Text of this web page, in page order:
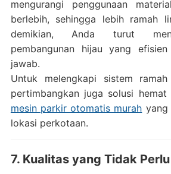
mengurangi penggunaan
berlebih, sehingga lebih ramah
demikian, Anda turut
pembangunan hijau yang
jawab.
Untuk melengkapi sistem
pertimbangkan juga solusi
mesin parkir otomatis murah yang
lokasi perkotaan.
7. Kualitas yang Tidak